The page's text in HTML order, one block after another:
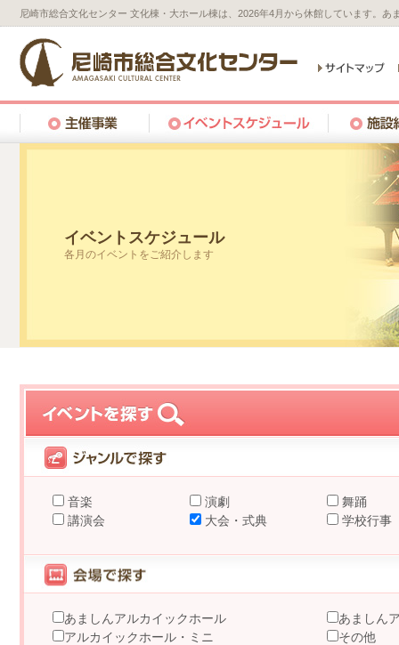
尼崎市総合文化センター 文化棟・大ホール棟は、2026年4月から休館しています。
イベントスケジュール
各月のイベントをご紹介します
音楽 演劇
舞踊
講演会
大会・式典 学校行事
あましんアルカイックホール
あましん
アルカイックホール・ミニ
その他